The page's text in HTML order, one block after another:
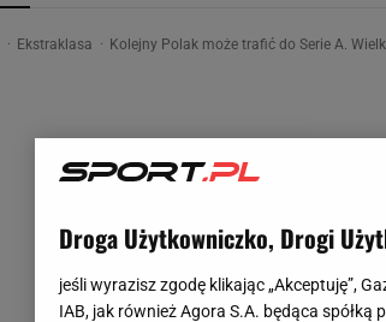
Ekstraklasa Kolejny Polak może trafić do Serie A.
Droga Użytkowniczko, Drogi
jeśli wyrazisz zgodę klikając „Akceptuję”,
IAB, jak również Agora S.A. będąca